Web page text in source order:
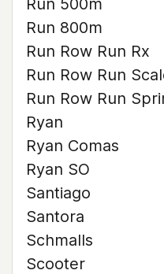
Run 500m
Run 800m
Run Row Run Rx
Run Row Run
Run Row Run
Ryan
Ryan Comas
Ryan SO
Santiago
Santora
Schmalls
Scooter